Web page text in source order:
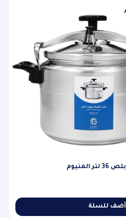
أضف للسلة